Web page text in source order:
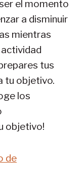
el momento
a disminuir
mientras
tus
tu objetivo.
los
objetivo!
de